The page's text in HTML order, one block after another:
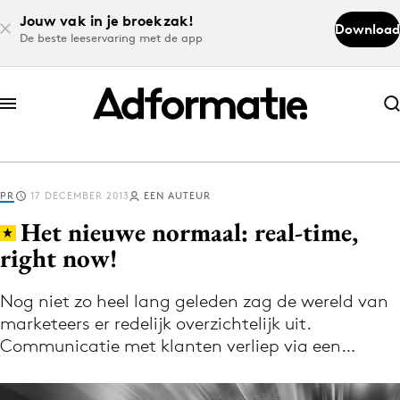
Jouw vak in je broekzak!
De beste leeservaring met de app
Download
Abonneer nu
Abonneer nu
Log in
Volg het laatste nieuws via de Adformatie
Nieuws app
PR 17 DECEMBER 2013 EEN AUTEUR
Het nieuwe normaal: real-time,
right now!
Nog niet zo heel lang geleden zag de wereld van
marketeers er redelijk overzichtelijk uit.
Communicatie met klanten verliep via een…